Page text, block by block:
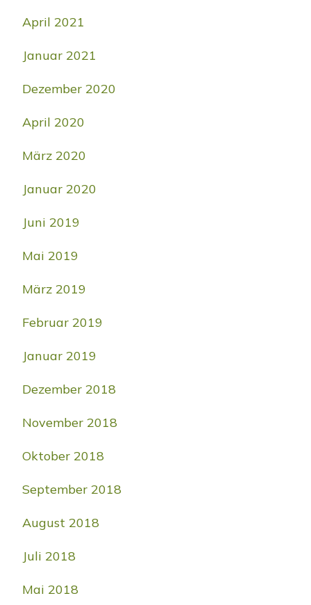
April 2021
Januar 2021
Dezember 2020
April 2020
März 2020
Januar 2020
Juni 2019
Mai 2019
März 2019
Februar 2019
Januar 2019
Dezember 2018
November 2018
Oktober 2018
September 2018
August 2018
Juli 2018
Mai 2018